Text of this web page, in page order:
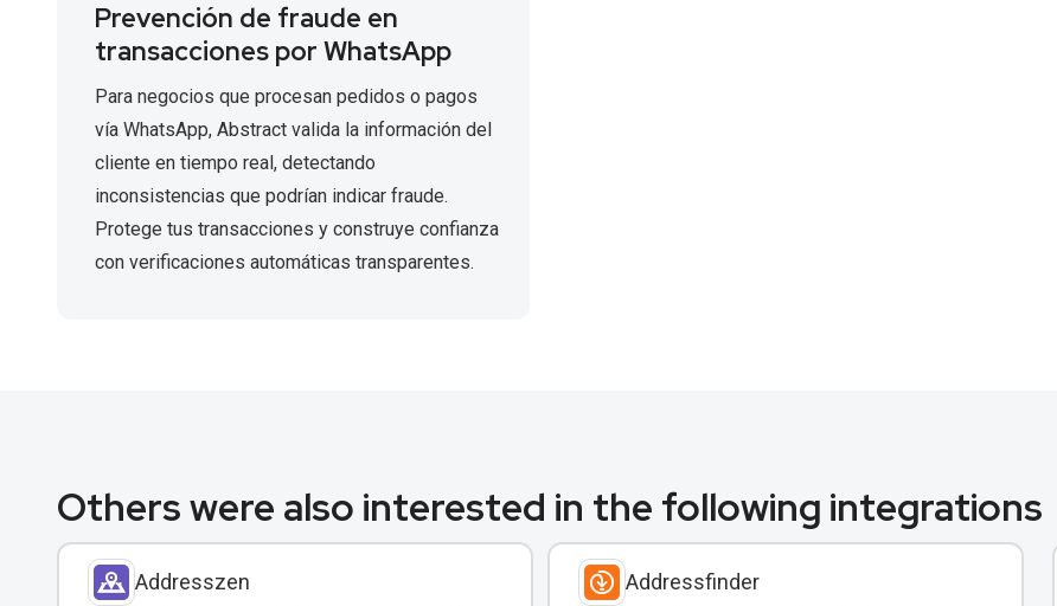
Prevención de fraude en
transacciones por WhatsApp
Para negocios que procesan pedidos o pagos
vía WhatsApp, Abstract valida la información del
cliente en tiempo real, detectando
inconsistencias que podrían indicar fraude.
Protege tus transacciones y construye confianza
con verificaciones automáticas transparentes.
Others were also interested in the following integrations
Addresszen Addressfinder